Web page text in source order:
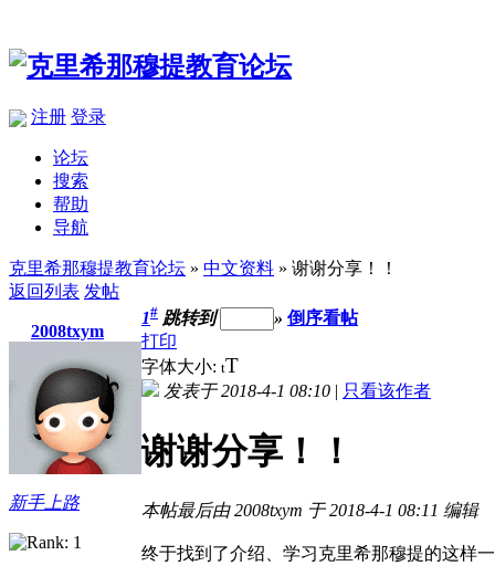
注册 登录
论坛
搜索
帮助
导航
克里希那穆提教育论坛 » 中文资料 » 谢谢分享！！
返回列表 发帖
2008txym
新手上路
1# 跳转到 » 倒序看帖
打印
字体大小: tT
发表于 2018-4-1 08:10 | 只看该作者
谢谢分享！！
本帖最后由 2008txym 于 2018-4-1 08:11 编辑
终于找到了介绍、学习克里希那穆提的这样